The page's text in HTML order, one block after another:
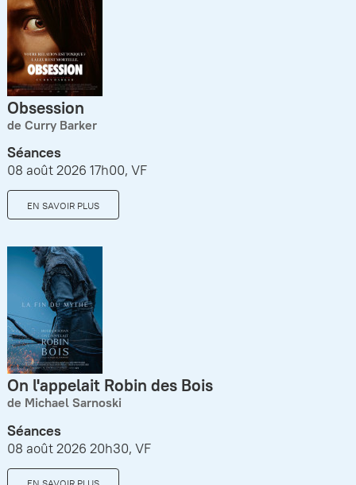
Obsession
de Curry Barker
Séances
08 août 2026 17h00, VF
EN SAVOIR PLUS
On l'appelait Robin des Bois
de Michael Sarnoski
Séances
08 août 2026 20h30, VF